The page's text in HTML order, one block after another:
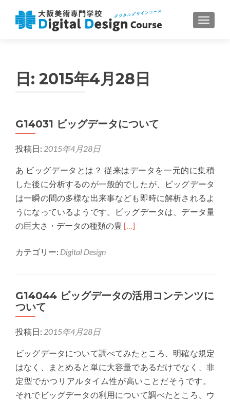
ナビゲ
日: 2015年4月28日
G14031 ビッグデータについて
投稿日: 2015年4月28日
あ ビッグデータとは？ 従来はデータを一元的に集積
した後に分析するのが一般的でしたが、ビッグデータ
は一瞬の間の多様な出来事なども即時に解析されるよ
うになっているようです。ビッグデータは、データ量
の巨大さ・データの種類の豊 Read
ッ
タ
に
つ
い
[…]
カテゴリー: Digital Design
G14044 ビッグデータの活用コンテンツに
ついて
投稿日: 2015年4月28日
ビッグデータについて調べてみたところ、明確な規定
はなく、まとめると単に大容量であるだけでなく、非
定型でかつリアルタイム性が高いことだそうです。
それでビッグデータの利用について調べたところ、ウ